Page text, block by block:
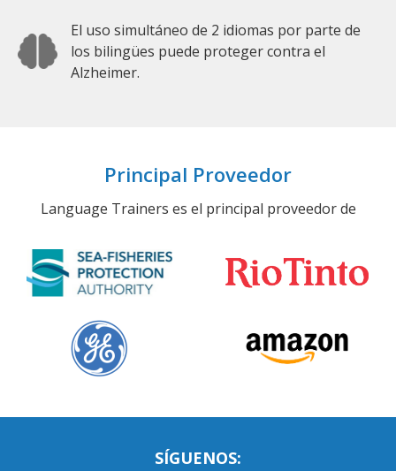
El uso simultáneo de 2 idiomas por parte de
los bilingües puede proteger contra el
Alzheimer.
Principal Proveedor
Language Trainers es el principal proveedor de
SÍGUENOS: